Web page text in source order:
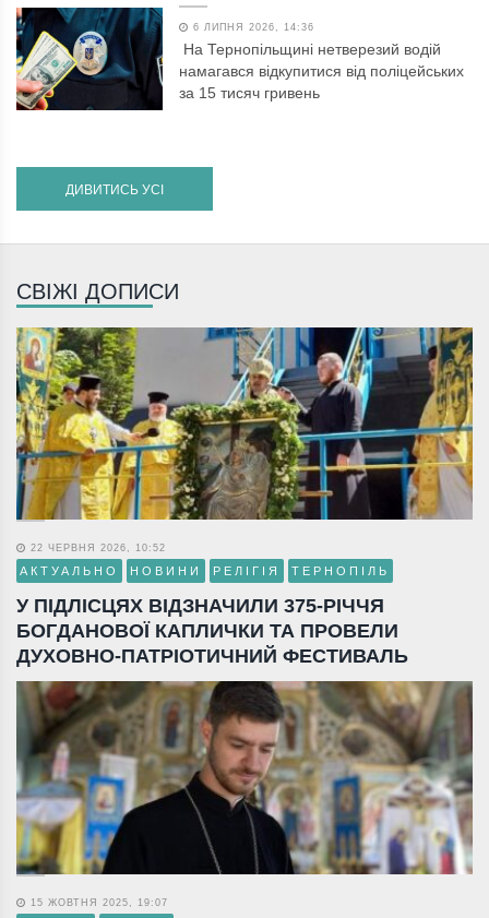
6 ЛИПНЯ 2026, 14:36
На Тернопільщині нетверезий водій
намагався відкупитися від поліцейських
за 15 тисяч гривень
ДИВИТИСЬ УСІ
СВІЖІ ДОПИСИ
22 ЧЕРВНЯ 2026, 10:52
АКТУАЛЬНО НОВИНИ РЕЛІГІЯ ТЕРНОПІЛЬ
У ПІДЛІСЦЯХ ВІДЗНАЧИЛИ 375-РІЧЧЯ
БОГДАНОВОЇ КАПЛИЧКИ ТА ПРОВЕЛИ
ДУХОВНО-ПАТРІОТИЧНИЙ ФЕСТИВАЛЬ
15 ЖОВТНЯ 2025, 19:07